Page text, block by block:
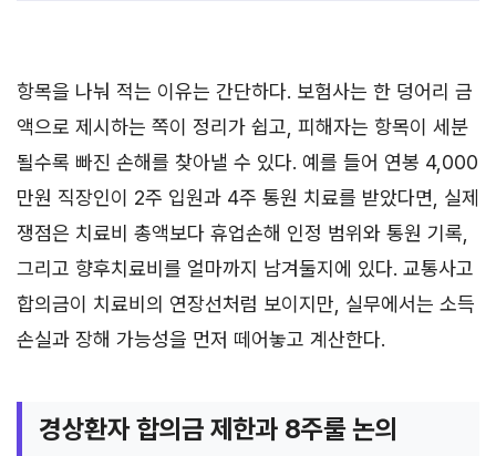
항목을 나눠 적는 이유는 간단하다. 보험사는 한 덩어리 금
액으로 제시하는 쪽이 정리가 쉽고, 피해자는 항목이 세분
될수록 빠진 손해를 찾아낼 수 있다. 예를 들어 연봉 4,000
만원 직장인이 2주 입원과 4주 통원 치료를 받았다면, 실제
쟁점은 치료비 총액보다 휴업손해 인정 범위와 통원 기록,
그리고 향후치료비를 얼마까지 남겨둘지에 있다. 교통사고
합의금이 치료비의 연장선처럼 보이지만, 실무에서는 소득
손실과 장해 가능성을 먼저 떼어놓고 계산한다.
경상환자 합의금 제한과 8주룰 논의